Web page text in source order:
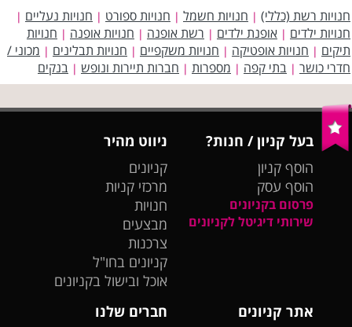
חנויות רשת (כללי) | חנויות חשמל | חנויות ספורט | חנויות נעליים |
חנויות ילדים | אופנת ילדים | רשת אופנה | חנויות אופנה | חנויות
תיקים | חנויות אופטיקה | חנויות משקפיים | חנויות תבלינים | מכוני /
חדרי כושר | בתי קפה | מספרות | חברות תיירות ונופש | בנקים
בעל קניון / חנות?
הוסף קניון
הוסף עסק
פרסום בקניונים
שירותי דיגיטל לקניונים
ניווט מהיר
קניונים
מרכזי קניות
חנויות
מבצעים
צרכנות
קניונים בחו"ל
אוכל ובישול בקניונים
אתר קניונים
חברים שלנו